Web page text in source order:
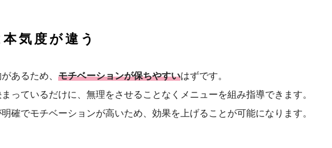
気度が違う
あるため、 モチベーションが保ちやすいはずです。
っているだけに、無理をさせることなくメニューを組み指導できます。
確でモチベーションが高いため、効果を上げることが可能になります。